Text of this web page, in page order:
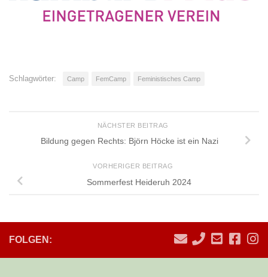
Schlagwörter: Camp FemCamp Feministisches Camp
NÄCHSTER BEITRAG
Bildung gegen Rechts: Björn Höcke ist ein Nazi
VORHERIGER BEITRAG
Sommerfest Heideruh 2024
FOLGEN: